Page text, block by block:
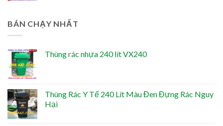
BÁN CHẠY NHẤT
Thùng rác nhựa 240 lít VX240
Thùng Rác Y Tế 240 Lít Màu Đen Đựng Rác Nguy
Hại